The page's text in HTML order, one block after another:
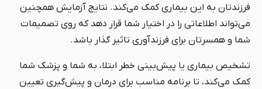
فرزندتان به این بیماری کمک می‌کند. نتایج آزمایش همچنین
می‌تواند اطلاعاتی را در اختیار شما قرار دهد که روی تصمیمات
شما و همسرتان برای فرزندآوری تاثیر گذار باشد.
تشخیص بیماری یا پیش‌بینی خطر ابتلا، به شما و پزشک شما
کمک می‌کند، تا برنامه مناسب برای درمان و پیش‌گیری تعیین